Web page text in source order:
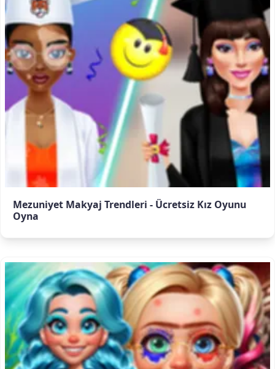
Mezuniyet Makyaj Trendleri - Ücretsiz Kız Oyunu
Oyna